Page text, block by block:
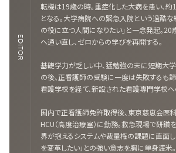
EDITOR
転機は19歳の時。重症化した大病を患い、
となる。大学病院への緊急入院という過酷な
の役に立つ人間になりたい」と一念発起。
へ通い直し、ゼロからの学びを再開する。
基礎学力が乏しい中、猛勉強の末に短期大学
の後、正看護師の受験に一度は失敗するも
看護学校を経て、新設された看護専門学校へ
国内で正看護師免許取得後、東京慈恵会医
HCU（高度治療室）に勤務。救急現場で研鑽
界が抱えるシステムや裁量権の課題に直面し
を変革したい」との強い意志を胸に単身渡米